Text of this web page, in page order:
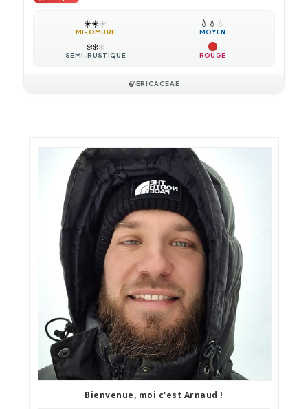
☀️☀️☀️
MI-OMBRE
💧 💧 💧
MOYEN
❄️❄️❄️
SEMI-RUSTIQUE ROUGE
🍃ERICACEAE
Bienvenue, moi c'est Arnaud !